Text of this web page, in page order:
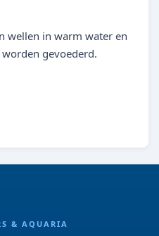
wellen in warm water en
gevoederd.
& AQUARIA